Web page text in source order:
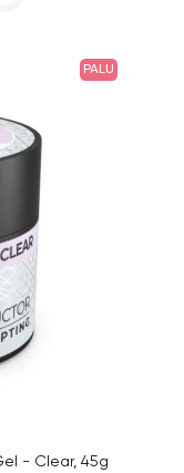
PALU
- Clear, 45g